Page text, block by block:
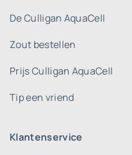
De Culligan AquaCell
Zout bestellen
Prijs Culligan AquaCell
Tip een vriend
Klantenservice